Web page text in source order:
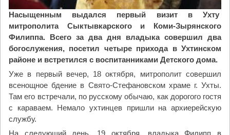
н
а
е
т
и
к
о
н
у
Б
о
Насыщенным выдался первый визит в Ухту
митрополита Сыктывкарского и Коми-Зырянского
Филиппа. Всего за два дня владыка совершил два
богослужения, посетил четыре прихода в Ухтинском
районе и встретился с воспитанниками Детского дома.
Уже в первый вечер, 18 октября, митрополит совершил
всенощное бдение в Свято-Стефановском храме г. Ухты.
Там его встречали, по русскому обычаю, как дорогого гостя
с караваем. Немало ухтинцев пришли на архиерейскую
службу.
На следующий день, 19 октября, владыка Филипп в